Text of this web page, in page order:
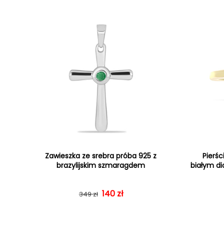
Zawieszka ze srebra próba 925 z
brazylijskim szmaragdem
Cena regularna
349 zł Cena sprzedaży
140 zł
białym